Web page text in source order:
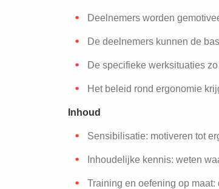
Deelnemers worden
De deelnemers kunnen de
De specifieke werksituaties
Het beleid rond ergonomie
Inhoud
Sensibilisatie: motiveren tot
Inhoudelijke kennis: weten
Training en oefening op